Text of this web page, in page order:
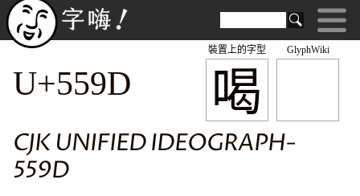
GlyphWiki
喝
裝置上的字型
U+559D
CJK UNIFIED IDEOGRAPH-
559D